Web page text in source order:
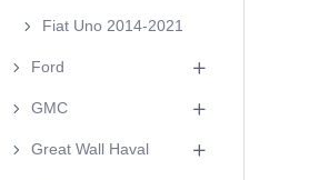
Fiat Uno 2014-2021
Ford
GMC
Great Wall Haval